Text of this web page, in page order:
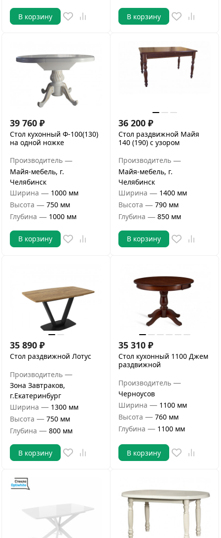
В корзину В корзину
39 760 ₽
Стол кухонный Ф-100(130)
на одной ножке
Производитель —
Майя-мебель, г.
Челябинск
Ширина — 1000 мм
Высота — 750 мм
Глубина — 1000 мм
В корзину
36 200 ₽
Стол раздвижной Майя
140 (190) с узором
Производитель —
Майя-мебель, г.
Челябинск
Ширина — 1400 мм
Высота — 790 мм
Глубина — 850 мм
В корзину
35 890 ₽
Стол раздвижной Лотус
Производитель —
Зона Завтраков,
г.Екатеринбург
Ширина — 1300 мм
Высота — 750 мм
Глубина — 800 мм
В корзину
35 310 ₽
Стол кухонный 1100 Джем
раздвижной
Производитель —
Черноусов
Ширина — 1100 мм
Высота — 760 мм
Глубина — 1100 мм
В корзину